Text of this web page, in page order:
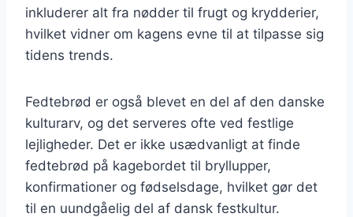
inkluderer alt fra nødder til frugt og krydderier,
hvilket vidner om kagens evne til at tilpasse sig
tidens trends.
Fedtebrød er også blevet en del af den danske
kulturarv, og det serveres ofte ved festlige
lejligheder. Det er ikke usædvanligt at finde
fedtebrød på kagebordet til bryllupper,
konfirmationer og fødselsdage, hvilket gør det
til en uundgåelig del af dansk festkultur.